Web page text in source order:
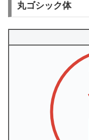
丸ゴシック体